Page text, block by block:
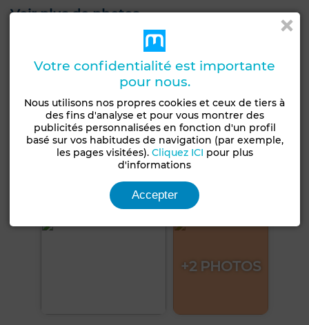
Voir plus de photos
+2 PHOTOS
Votre confidentialité est importante
pour nous.
Nous utilisons nos propres cookies et ceux de tiers à
des fins d'analyse et pour vous montrer des
publicités personnalisées en fonction d'un profil
basé sur vos habitudes de navigation (par exemple,
les pages visitées). Cliquez ICI pour plus
d'informations
Accepter